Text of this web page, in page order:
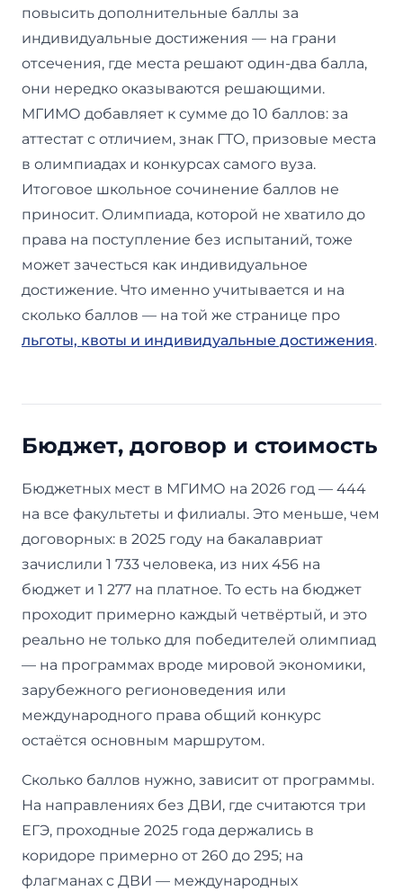
повысить дополнительные баллы за
индивидуальные достижения — на грани
отсечения, где места решают один-два балла,
они нередко оказываются решающими.
МГИМО добавляет к сумме до 10 баллов: за
аттестат с отличием, знак ГТО, призовые места
в олимпиадах и конкурсах самого вуза.
Итоговое школьное сочинение баллов не
приносит. Олимпиада, которой не хватило до
права на поступление без испытаний, тоже
может зачесться как индивидуальное
достижение. Что именно учитывается и на
сколько баллов — на той же странице про
льготы, квоты и индивидуальные достижения.
Бюджет, договор и стоимость
Бюджетных мест в МГИМО на 2026 год — 444
на все факультеты и филиалы. Это меньше, чем
договорных: в 2025 году на бакалавриат
зачислили 1 733 человека, из них 456 на
бюджет и 1 277 на платное. То есть на бюджет
проходит примерно каждый четвёртый, и это
реально не только для победителей олимпиад
— на программах вроде мировой экономики,
зарубежного регионоведения или
международного права общий конкурс
остаётся основным маршрутом.
Сколько баллов нужно, зависит от программы.
На направлениях без ДВИ, где считаются три
ЕГЭ, проходные 2025 года держались в
коридоре примерно от 260 до 295; на
флагманах с ДВИ — международных